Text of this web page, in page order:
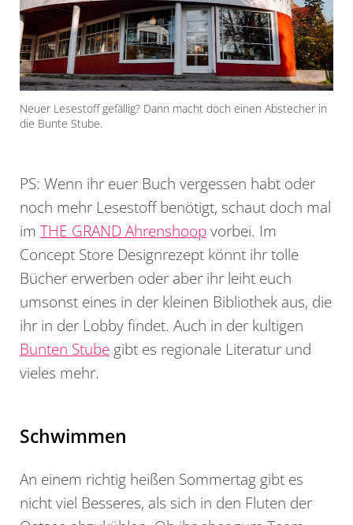
Neuer Lesestoff gefällig? Dann macht doch einen Abstecher in
die Bunte Stube.
PS: Wenn ihr euer Buch vergessen habt oder
noch mehr Lesestoff benötigt, schaut doch mal
im THE GRAND Ahrenshoopvorbei. Im
Concept Store Designrezept könnt ihr tolle
Bücher erwerben oder aber ihr leiht euch
umsonst eines in der kleinen Bibliothek aus, die
ihr in der Lobby findet. Auch in der kultigen
Bunten Stube gibt es regionale Literatur und
vieles mehr.
Schwimmen
An einem richtig heißen Sommertag gibt es
nicht viel Besseres, als sich in den Fluten der